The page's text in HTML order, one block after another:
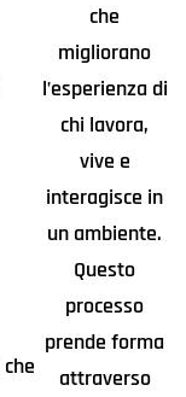
che
che
migliorano
l’esperienza di
chi lavora,
vive e
interagisce in
un ambiente.
Questo
processo
prende forma
attraverso